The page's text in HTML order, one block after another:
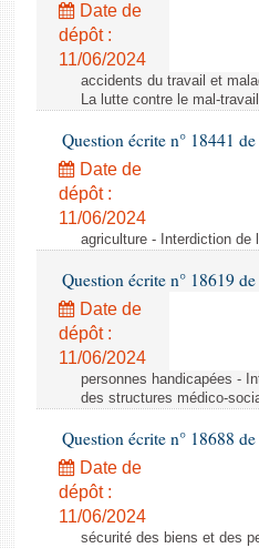
Date de
dépôt :
11/06/2024
accidents du travail et
La lutte contre le mal-
Question écrite n° 18441
Date de
dépôt :
11/06/2024
agriculture - Interdiction de
Question écrite n° 18619
Date de
dépôt :
11/06/2024
personnes handicapées -
des structures médico-
Question écrite n° 18688
Date de
dépôt :
11/06/2024
sécurité des biens et des